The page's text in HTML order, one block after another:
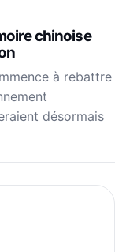
chinoise
à rebattre
désormais